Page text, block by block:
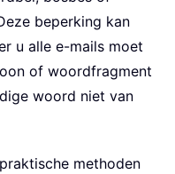
beperking kan
u alle e-mails moet
of woordfragment
woord niet van
methoden